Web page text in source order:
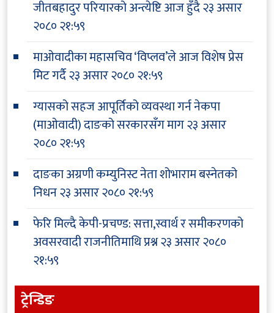
जीतबहादुर परियारको अन्त्येष्टि आज हुँदै२३ असार
२०८० २१:५९
माओवादीका महासचिव ‘विप्लव’ले आज विशेष प्रेस
मिट गर्दै२३ असार २०८० २१:५९
ग्यासको सहज आपूर्तिको व्यवस्था गर्न नेकपा
(माओवादी) दाङको सरकारसँग माग२३ असार
२०८० २१:५९
दाङका अग्रणी कम्युनिस्ट नेता शोभाराम बस्नेतको
निधन२३ असार २०८० २१:५९
फेरि मिल्दै केपी-प्रचण्ड: सत्ता,स्वार्थ र समीकरणको
अवसरवादी राजनीतिमाथि प्रश्न२३ असार २०८०
२१:५९
ट्रेन्डिङ